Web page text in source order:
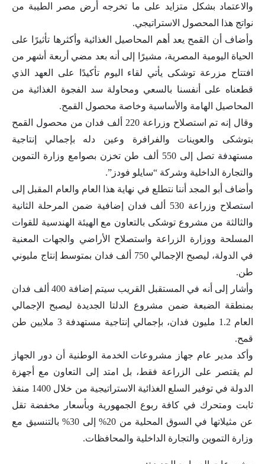
والاعتماد بشكل متزايد على ما تخرجه أرض مصر الطيبة من
نواتج هذا المحصول الاستراتيجي.
وأضاف أن القمح يعد أهم المحاصيل الغذائية وأكثرها تأثيرًا على
الحياة اليومية المصرية، مشيرًا إلى أنه بعد مضي أربعة أشهر من
افتتاح مزرعة توشكى يأتي لقاء اليوم تأكيدًا على العهد الذي
قطعناه على أنفسنا بالسعي ومحاولة سد الفجوة الغذائية من
المحاصيل الهامة والأساسية وخاصة محصول القمح.
وقال إنه تم استصلاح وزراعة 220 ألف فدان من محصول القمح
بتوشكى والعوينات والفرافرة وعين دله بإجمالي إنتاجية
مستهدفة تصل إلى 550 ألف طن تخزن بصوامع وزارة التموين
والتجارة الداخلية وشركة “سايلو فودز”.
وأضاف أبو المجد أننا نتطلع في نهاية هذا العام والعام المقبل إلى
استصلاح وزراعة 530 ألف فدان إضافية ضمن المرحلة الثانية
والثالثة من مشروع توشكى بالتعاون مع الهيئة الهندسية للقوات
المسلحة ووزارة الزراعة واستصلاح الأراضي والجهات المعنية
في الدولة، ليصبح الإجمالي 750 ألف فدان بمتوسط إنتاج مليوني
طن.
وأشار إلى أنه في المستقبل القريب سيتم إضافة 400 ألف فدان
بمنطقة الضبعة ضمن مشروع الدلتا الجديدة ليصبح الإجمالي
العام 1.2 مليون فدان، بإجمالي إنتاجية مستهدفة 3 ملايين طن
قمح.
وأكد مدير عام جهاز مشروعات الخدمة الوطنية أن دور الجهاز
لم يقتصر على الزراعة فقط، بل امتد إلى التعاون مع أجهزة
الدولة في توفير السلع الغذائية الاستراتيجية من خلال 1400 منفذ
ثابت ومتحرك في كافة ربوع الجمهورية وبأسعار مخفضة تقل
عن مثيلاتها في السوق المحلية من 20% إلى 30% بالتنسيق مع
وزارة التموين والتجارة الداخلية والمحافظات.